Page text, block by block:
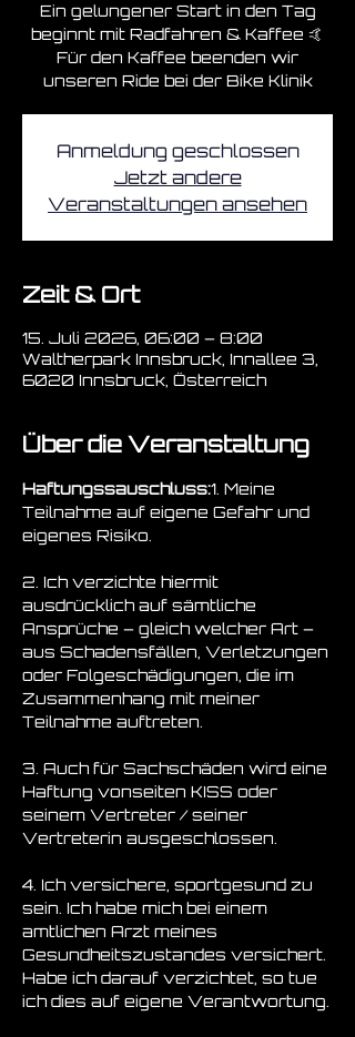
Ein gelungener Start in den Tag
beginnt mit Radfahren & Kaffee 🤙
Für den Kaffee beenden wir
unseren Ride bei der Bike Klinik
Anmeldung geschlossen
Jetzt andere
Veranstaltungen ansehen
Zeit & Ort
15. Juli 2026, 06:00 – 8:00
Waltherpark Innsbruck, Innallee 3,
6020 Innsbruck, Österreich
Über die Veranstaltung
Haftungssauschluss:1. Meine
Teilnahme auf eigene Gefahr und
eigenes Risiko.
2. Ich verzichte hiermit
ausdrücklich auf sämtliche
Ansprüche – gleich welcher Art –
aus Schadensfällen, Verletzungen
oder Folgeschädigungen, die im
Zusammenhang mit meiner
Teilnahme auftreten.
3. Auch für Sachschäden wird eine
Haftung vonseiten KISS oder
seinem Vertreter / seiner
Vertreterin ausgeschlossen.
4. Ich versichere, sportgesund zu
sein. Ich habe mich bei einem
amtlichen Arzt meines
Gesundheitszustandes versichert.
Habe ich darauf verzichtet, so tue
ich dies auf eigene Verantwortung.